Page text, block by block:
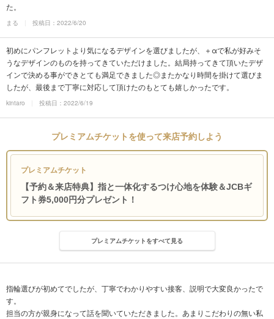
た。
まる 投稿日：2022/6/20
初めにパンフレットより気になるデザインを選びましたが、＋αで私が好みそ
うなデザインのものを持ってきていただけました。結局持ってきて頂いたデザ
インで決める事ができとても満足できました◎またかなり時間を掛けて選びま
したが、最後まで丁寧に対応して頂けたのもとても嬉しかったです。
kintaro 投稿日：2022/6/19
プレミアムチケットを使って来店予約しよう
プレミアムチケット
【予約＆来店特典】指と一体化するつけ心地を体験＆JCBギ
フト券5,000円分プレゼント！
プレミアムチケットをすべて見る
指輪選びが初めてでしたが、丁寧でわかりやすい接客、説明で大変良かったで
す。
担当の方が親身になって話を聞いていただきました。あまりこだわりの無い私